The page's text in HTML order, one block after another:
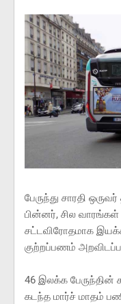
பேருந்து சாரதி
பின்னர், சில வாரங்கள்
சட்டவிரோதமாக
குற்றப்பணம்
46 இலக்க பேருந்தின்
கடந்த மார்ச் மாதம்